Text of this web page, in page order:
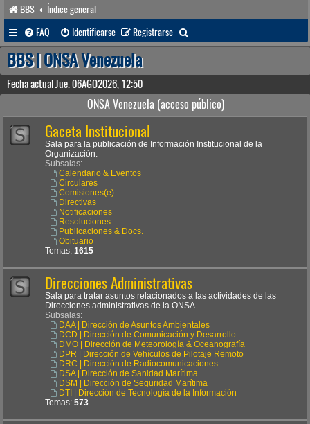
BBS
Índice general
FAQ
Identificarse Registrarse
u
a
BBS | ONSA Venezuela
Fecha actual Jue. 06AGO2026, 12:50
ONSA Venezuela (acceso público)
Gaceta Institucional
Sala para la publicación de Información Institucional de la
Organización.
Subsalas:
Calendario & Eventos
Circulares
Comisiones(e)
Directivas
Notificaciones
Resoluciones
Publicaciones & Docs.
Obituario
Temas: 1615
Direcciones Administrativas
Sala para tratar asuntos relacionados a las actividades de las
Direcciones administrativas de la ONSA.
Subsalas:
DAA | Dirección de Asuntos Ambientales
DCD | Dirección de Comunicación y Desarrollo
DMO | Dirección de Meteorología & Oceanografía
DPR | Dirección de Vehículos de Pilotaje Remoto
DRC | Dirección de Radiocomunicaciones
DSA | Dirección de Sanidad Marítima
DSM | Dirección de Seguridad Marítima
DTI | Dirección de Tecnología de la Información
Temas: 573